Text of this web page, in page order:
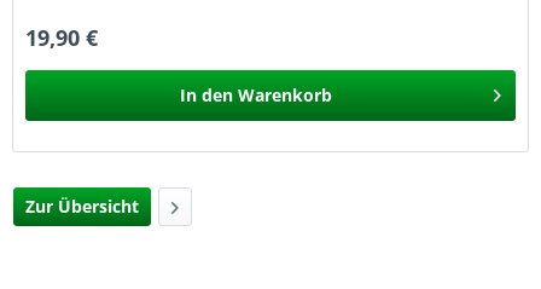
19,90 €
In den Warenkorb
Zur Übersicht